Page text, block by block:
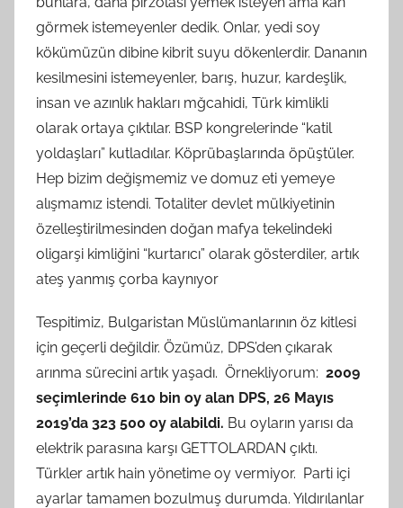
görmek istemeyenler dedik. Onlar, yedi soy
kökümüzün dibine kibrit suyu dökenlerdir. Dananın
kesilmesini istemeyenler, barış, huzur, kardeşlik,
insan ve azınlık hakları mğcahidi, Türk kimlikli
olarak ortaya çıktılar. BSP kongrelerinde “katil
yoldaşları” kutladılar. Köprübaşlarında öpüştüler.
Hep bizim değişmemiz ve domuz eti yemeye
alışmamız istendi. Totaliter devlet mülkiyetinin
özelleştirilmesinden doğan mafya tekelindeki
oligarşi kimliğini “kurtarıcı” olarak gösterdiler, artık
ateş yanmış çorba kaynıyor
Tespitimiz, Bulgaristan Müslümanlarının öz kitlesi
için geçerli değildir. Özümüz, DPS’den çıkarak
arınma sürecini artık yaşadı. Örnekliyorum: 2009
seçimlerinde 610 bin oy alan DPS, 26 Mayıs
2019’da 323 500 oy alabildi. Bu oyların yarısı da
elektrik parasına karşı GETTOLARDAN çıktı.
Türkler artık hain yönetime oy vermiyor. Parti içi
ayarlar tamamen bozulmuş durumda. Yıldırılanlar